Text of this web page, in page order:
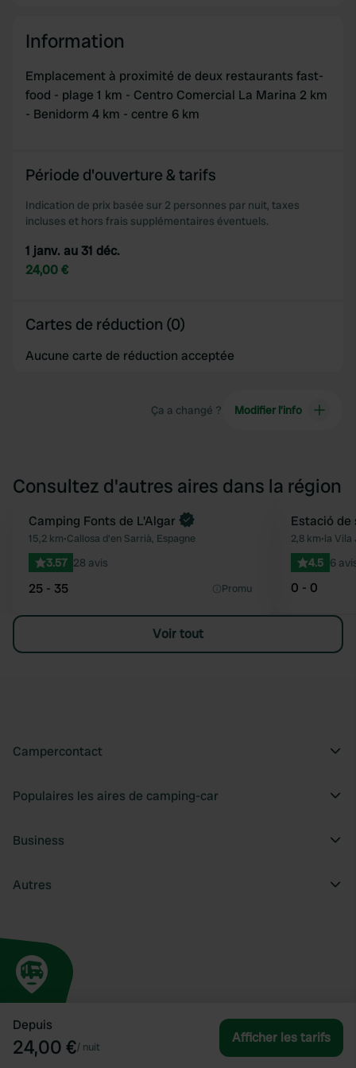
Depuis
24,00 €/ nuit
Afficher les tarifs
Information
Emplacement à proximité de deux restaurants fast-
food - plage 1 km - Centro Comercial La Marina 2 km
- Benidorm 4 km - centre 6 km
Période d'ouverture & tarifs
Indication de prix basée sur 2 personnes par nuit, taxes
incluses et hors frais supplémentaires éventuels.
1 janv. au 31 déc.
24,00 €
Cartes de réduction (0)
Aucune carte de réduction acceptée
Ça a changé ? Modifier l’info
Consultez d'autres aires dans la région
Préféré
Reserve maintenant
Camping Fonts de L'Algar
15,2 km•Callosa d'en Sarrià, Espagne
3.57 28 avis
25 - 35 Promu
Estació de
2,8 km•la Vila
4.5 6
0 - 0
Voir tout
Campercontact
Populaires les aires de camping-car
Business
Autres